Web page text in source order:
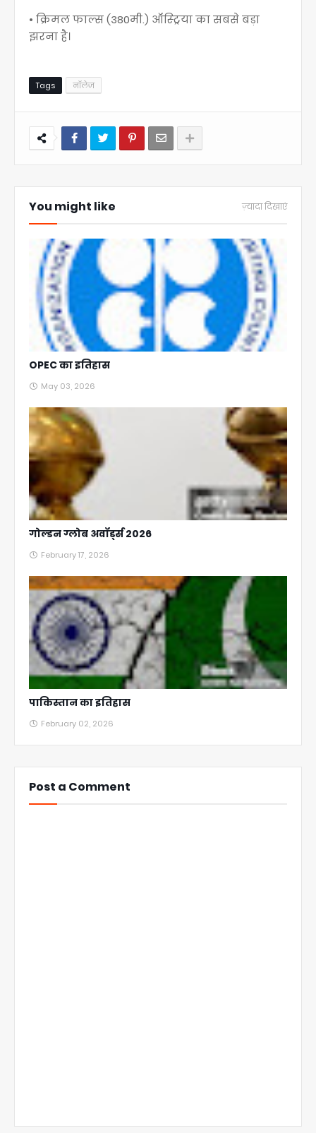
• क्रिमल फाल्स (380मी.) ऑस्ट्रिया का सबसे बड़ा
झरना है।
Tags नॉलेज
You might like ज़्यादा दिखाएं
OPEC का इतिहास
May 03, 2026
गोल्डन ग्लोब अवॉर्ड्स 2026
February 17, 2026
पाकिस्तान का इतिहास
February 02, 2026
Post a Comment